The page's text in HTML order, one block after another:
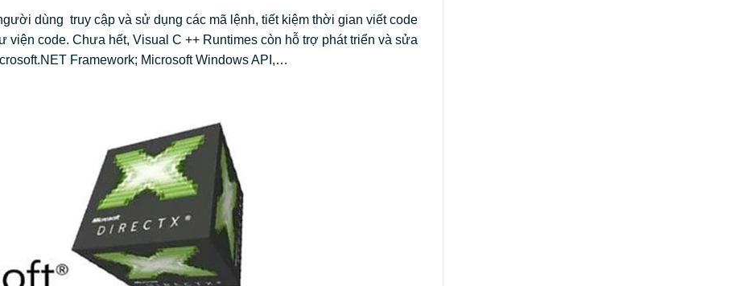
dùng truy cập và sử dụng các mã lệnh, tiết kiệm thời gian viết code
code. Chưa hết, Visual C ++ Runtimes còn hỗ trợ phát triển và sửa
Framework; Microsoft Windows API,…